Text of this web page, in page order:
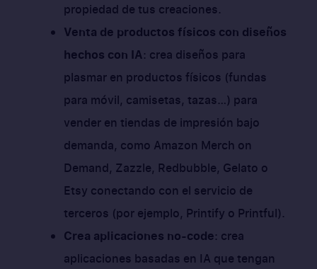
propiedad de tus creaciones.
Venta de productos físicos con diseños
hechos con IA: crea diseños para
plasmar en productos físicos (fundas
para móvil, camisetas, tazas…) para
vender en tiendas de impresión bajo
demanda, como Amazon Merch on
Demand, Zazzle, Redbubble, Gelato o
Etsy conectando con el servicio de
terceros (por ejemplo, Printify o Printful).
Crea aplicaciones no-code: crea
aplicaciones basadas en IA que tengan